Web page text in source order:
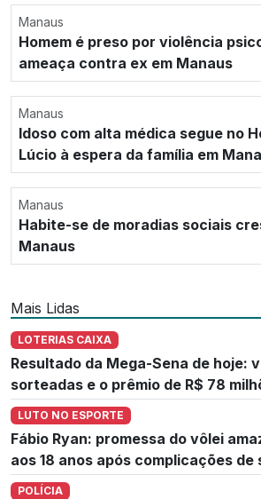
Manaus
Homem é preso por violência
ameaça contra ex em Manaus
Manaus
Idoso com alta médica segue no
Lúcio à espera da família em
Manaus
Habite-se de moradias sociais
Manaus
Mais Lidas
LOTERIAS CAIXA
Resultado da Mega-Sena de hoje:
sorteadas e o prêmio de R$ 78
LUTO NO ESPORTE
Fábio Ryan: promessa do vôlei
aos 18 anos após complicações de
POLÍCIA